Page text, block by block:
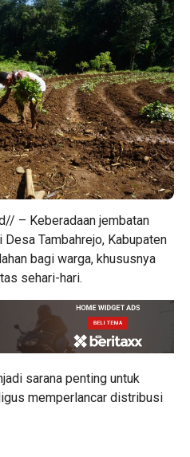
– Keberadaan jembatan
Desa Tambahrejo, Kabupaten
bagi warga, khususnya
sehari-hari.
sarana penting untuk
memperlancar distribusi